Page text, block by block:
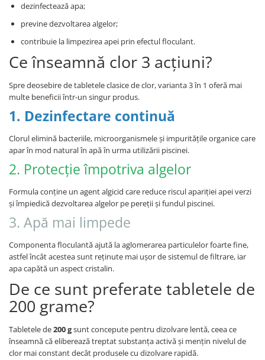
dezinfectează apa;
previne dezvoltarea algelor;
contribuie la limpezirea apei prin efectul floculant.
Ce înseamnă clor 3 acțiuni?
Spre deosebire de tabletele clasice de clor, varianta 3 în 1 oferă mai
multe beneficii într-un singur produs.
1. Dezinfectare continuă
Clorul elimină bacteriile, microorganismele și impuritățile organice care
apar în mod natural în apă în urma utilizării piscinei.
2. Protecție împotriva algelor
Formula conține un agent algicid care reduce riscul apariției apei verzi
și împiedică dezvoltarea algelor pe pereții și fundul piscinei.
3. Apă mai limpede
Componenta floculantă ajută la aglomerarea particulelor foarte fine,
astfel încât acestea sunt reținute mai ușor de sistemul de filtrare, iar
apa capătă un aspect cristalin.
De ce sunt preferate tabletele de
200 grame?
Tabletele de200 gsunt concepute pentru dizolvare lentă, ceea ce
înseamnă că eliberează treptat substanța activă și mențin nivelul de
clor mai constant decât produsele cu dizolvare rapidă.